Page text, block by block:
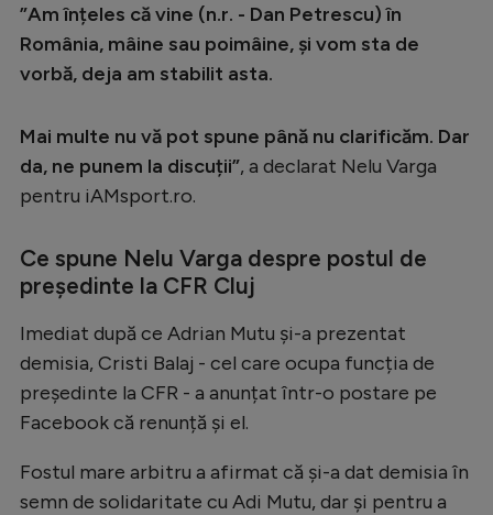
Intră în cont
Creează cont
”Am înțeles că vine (n.r. - Dan Petrescu) în
România, mâine sau poimâine, și vom sta de
vorbă, deja am stabilit asta.
Mai multe nu vă pot spune până nu clarificăm. Dar
da, ne punem la discuții”, a declarat Nelu Varga
pentru iAMsport.ro.
Ce spune Nelu Varga despre postul de
președinte la CFR Cluj
Imediat după ce Adrian Mutu și-a prezentat
demisia, Cristi Balaj - cel care ocupa funcția de
președinte la CFR - a anunțat într-o postare pe
Facebook că renunță și el.
Fostul mare arbitru a afirmat că și-a dat demisia în
semn de solidaritate cu Adi Mutu, dar și pentru a